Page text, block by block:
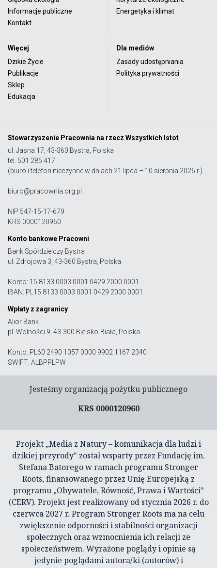
Informacje publiczne
Kontakt
Energetyka i klimat
Więcej
Dzikie Życie
Publikacje
Sklep
Edukacja
Dla mediów
Zasady udostępniania
Polityka prywatności
Stowarzyszenie Pracownia na rzecz Wszystkich Istot
ul. Jasna 17, 43-360 Bystra, Polska
tel. 501 285 417
(biuro i telefon nieczynne w dniach 21 lipca – 10 sierpnia 2026 r.)
biuro@pracownia.org.pl
NIP 547-15-17-679
KRS 0000120960
Konto bankowe Pracowni
Bank Spółdzielczy Bystra
ul. Zdrojowa 3, 43-360 Bystra, Polska
Konto: 15 8133 0003 0001 0429 2000 0001
IBAN: PL15 8133 0003 0001 0429 2000 0001
Wpłaty z zagranicy
Alior Bank
pl. Wolności 9, 43-300 Bielsko-Biała, Polska
Konto: PL60 2490 1057 0000 9902 1167 2340
SWIFT: ALBPPLPW
Jesteśmy organizacją pożytku publicznego
KRS 0000120960
Projekt „Media z Natury – komunikacja dla ludzi i
dzikiej przyrody" został wsparty przez Fundację im.
Stefana Batorego w ramach programu Stronger
Roots, finansowanego przez Unię Europejską z
programu „Obywatele, Równość, Prawa i Wartości”
(CERV). Projekt jest realizowany od stycznia 2026 r. do
czerwca 2027 r. Program Stronger Roots ma na celu
zwiększenie odporności i stabilności organizacji
społecznych oraz wzmocnienia ich relacji ze
społeczeństwem. Wyrażone poglądy i opinie są
jedynie poglądami autora/ki (autorów) i